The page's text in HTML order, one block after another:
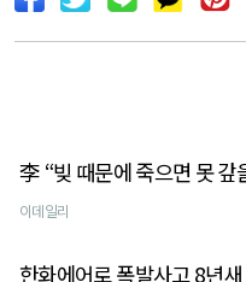
李 “빚 때문에 죽으면 못
이데일리
한화에어로 폭발사고 8년